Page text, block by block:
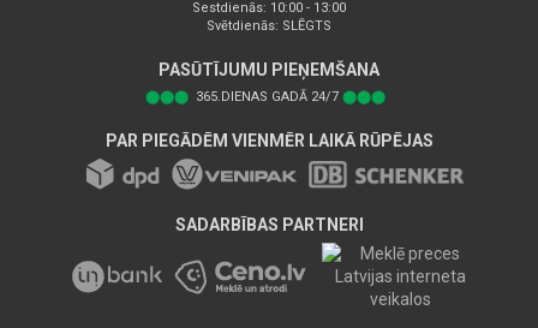
Sestdienās: 10:00 - 13:00
Svētdienās: SLĒGTS
PASŪTĪJUMU PIEŅEMŠANA
⬤⬤⬤ 365.DIENAS GADĀ 24/7 ⬤⬤⬤
PAR PIEGĀDĒM VIENMĒR LAIKĀ RŪPĒJAS
SADARBĪBAS PARTNERI